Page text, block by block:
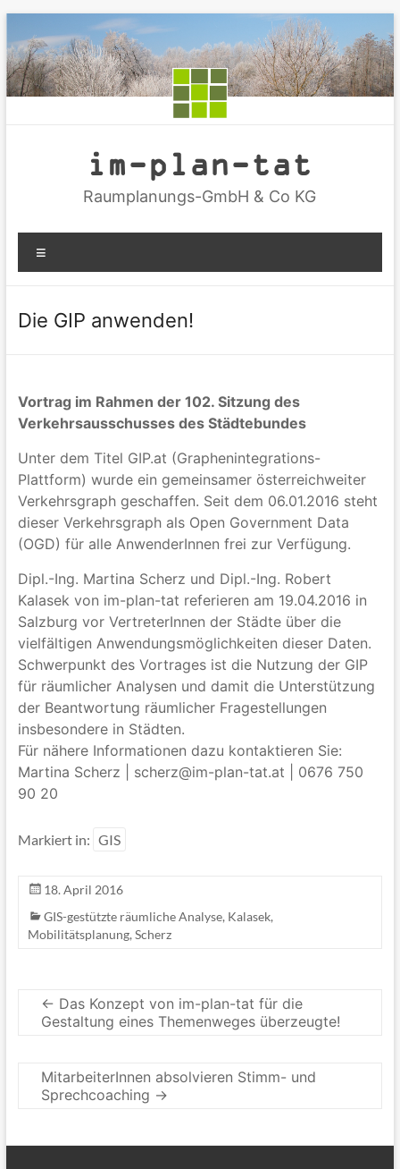
Inhalt
springen
im-plan-tat
Raumplanungs-GmbH & Co KG
Die GIP anwenden!
Vortrag im Rahmen der 102. Sitzung des
Verkehrsausschusses des Städtebundes
Unter dem Titel GIP.at (Graphenintegrations-
Plattform) wurde ein gemeinsamer österreichweiter
Verkehrsgraph geschaffen. Seit dem 06.01.2016 steht
dieser Verkehrsgraph als Open Government Data
(OGD) für alle AnwenderInnen frei zur Verfügung.
Dipl.-Ing. Martina Scherz und Dipl.-Ing. Robert
Kalasek von im-plan-tat referieren am 19.04.2016 in
Salzburg vor VertreterInnen der Städte über die
vielfältigen Anwendungsmöglichkeiten dieser Daten.
Schwerpunkt des Vortrages ist die Nutzung der GIP
für räumlicher Analysen und damit die Unterstützung
der Beantwortung räumlicher Fragestellungen
insbesondere in Städten.
Für nähere Informationen dazu kontaktieren Sie:
Martina Scherz | scherz@im-plan-tat.at | 0676 750
90 20
Markiert in: GIS
18. April 2016
GIS-gestützte räumliche Analyse, Kalasek,
Mobilitätsplanung, Scherz
← Das Konzept von im-plan-tat für die
Gestaltung eines Themenweges überzeugte!
MitarbeiterInnen absolvieren Stimm- und
Sprechcoaching →